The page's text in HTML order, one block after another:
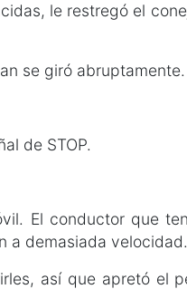
le restregó el
se giró abruptamente.
de STOP.
El conductor que
a demasiada velocidad.
así que apretó el